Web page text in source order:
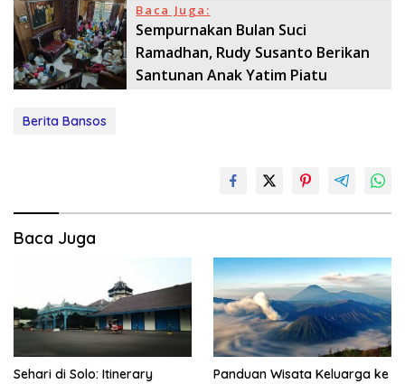
Baca Juga:
Sempurnakan Bulan Suci
Ramadhan, Rudy Susanto Berikan
Santunan Anak Yatim Piatu
Berita Bansos
Baca Juga
Sehari di Solo: Itinerary
Panduan Wisata Keluarga ke